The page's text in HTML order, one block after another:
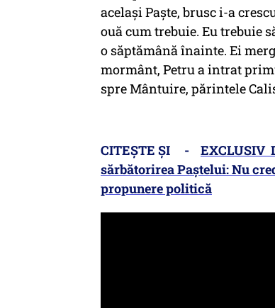
același Paște, brusc i-a
ouă cum trebuie. Eu trebuie
o săptămână înainte. Ei
mormânt, Petru a intrat
spre Mântuire, părintele
CITEȘTE ȘI - EXCLUSIV
sărbătorirea Paștelui: Nu
propunere politică